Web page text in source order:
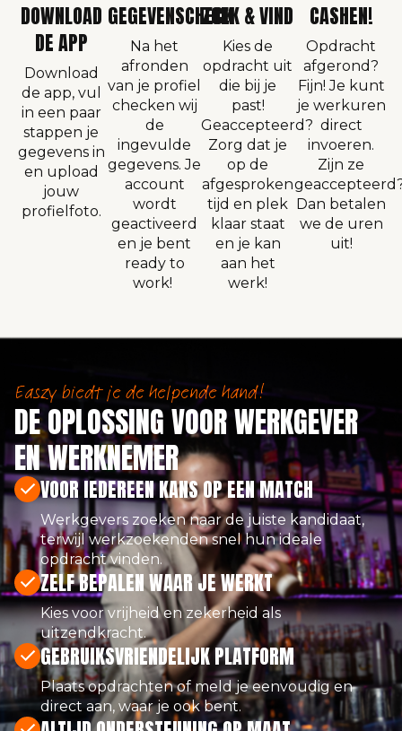
DOWNLOAD
DE APP
Download
de app, vul
in een paar
stappen je
gegevens in
en upload
jouw
profielfoto.
GEGEVENSCHECK
Na het
afronden
van je profiel
checken wij
de
ingevulde
gegevens. Je
account
wordt
geactiveerd
en je bent
ready to
work!
ZOEK & VIND
Kies de
opdracht uit
die bij je
past!
Geaccepteerd?
Zorg dat je
op de
afgesproken
tijd en plek
klaar staat
en je kan
aan het
werk!
CASHEN!
Opdracht
afgerond?
Fijn! Je kunt
je werkuren
direct
invoeren.
Zijn ze
Dan betalen
we de uren
uit!
Easzy biedt je de helpende hand!
DE OPLOSSING VOOR WERKGEVER
EN WERKNEMER
VOOR IEDEREEN KANS OP EEN MATCH
Werkgevers zoeken naar de juiste kandidaat,
terwijl werkzoekenden snel hun ideale
opdracht vinden.
ZELF BEPALEN WAAR JE WERKT
Kies voor vrijheid en zekerheid als
uitzendkracht.
GEBRUIKSVRIENDELIJK PLATFORM
Plaats opdrachten of meld je eenvoudig en
direct aan, waar je ook bent.